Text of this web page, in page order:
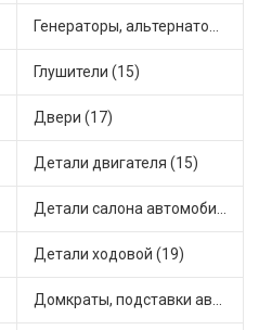
Генераторы, альтернаторы и комплектующие (48)
Глушители (15)
Двери (17)
Детали двигателя (15)
Детали салона автомобиля (47)
Детали ходовой (19)
Домкраты, подставки автомобильные (1)